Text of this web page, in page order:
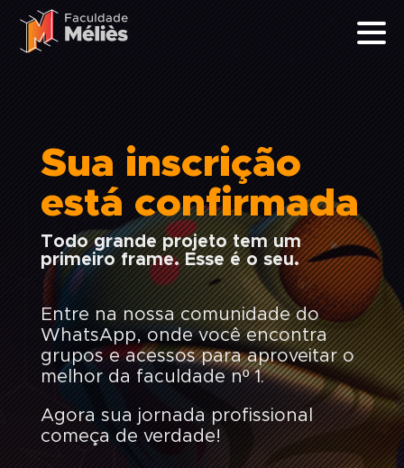
Sua inscrição
está confirmada
Todo grande projeto tem um
primeiro frame. Esse é o seu.
Entre na nossa comunidade do
WhatsApp, onde você encontra
grupos e acessos para aproveitar o
melhor da faculdade nº 1.
Agora sua jornada profissional
começa de verdade!